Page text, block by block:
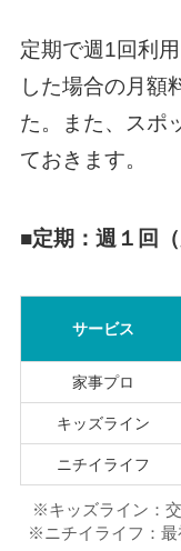
定期で週1回利
した場合の月額
た。また、スポ
ておきます。
■定期：週１回
サービス
家事プロ
キッズライン
ニチイライフ
※キッズライン：
※ニチイライフ：最